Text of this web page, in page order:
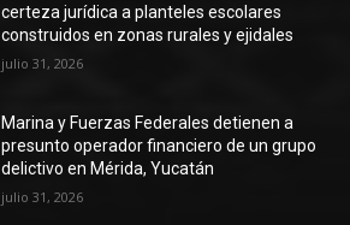
certeza jurídica a planteles escolares
construidos en zonas rurales y ejidales
julio 31, 2026
Marina y Fuerzas Federales detienen a
presunto operador financiero de un grupo
delictivo en Mérida, Yucatán
julio 31, 2026